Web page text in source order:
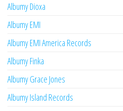
Albumy Dioxa
Albumy EMI
Albumy EMI America Records
Albumy Finka
Albumy Grace Jones
Albumy Island Records